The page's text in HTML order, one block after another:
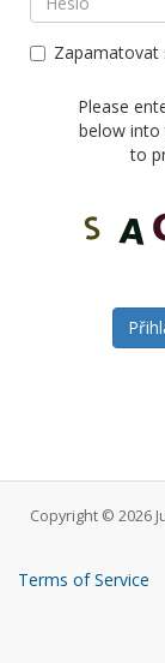
Zapamatovat
Please
below into
to
Copyright © 2026
Terms of Service